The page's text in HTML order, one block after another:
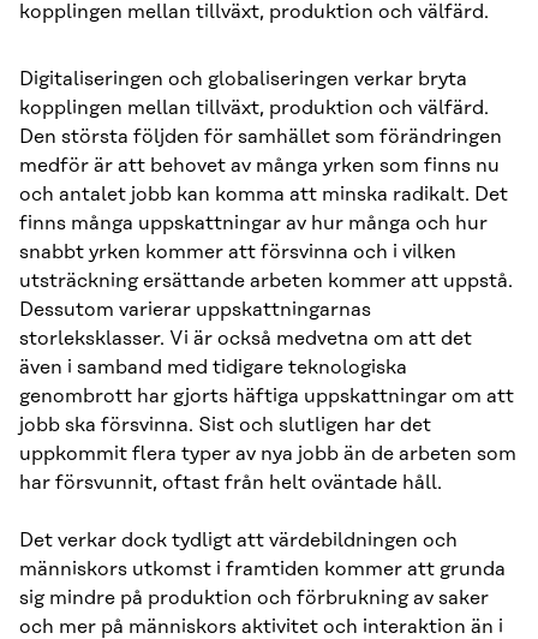
kopplingen mellan tillväxt, produktion och välfärd.
Digitaliseringen och globaliseringen verkar bryta
kopplingen mellan tillväxt, produktion och välfärd.
Den största följden för samhället som förändringen
medför är att behovet av många yrken som finns nu
och antalet jobb kan komma att minska radikalt. Det
finns många uppskattningar av hur många och hur
snabbt yrken kommer att försvinna och i vilken
utsträckning ersättande arbeten kommer att uppstå.
Dessutom varierar uppskattningarnas
storleksklasser. Vi är också medvetna om att det
även i samband med tidigare teknologiska
genombrott har gjorts häftiga uppskattningar om att
jobb ska försvinna. Sist och slutligen har det
uppkommit flera typer av nya jobb än de arbeten som
har försvunnit, oftast från helt oväntade håll.
Det verkar dock tydligt att värdebildningen och
människors utkomst i framtiden kommer att grunda
sig mindre på produktion och förbrukning av saker
och mer på människors aktivitet och interaktion än i